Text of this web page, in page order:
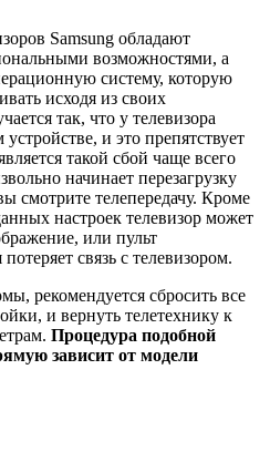
Samsung обладают
возможностями, а
систему, которую
исходя из своих
так, что у телевизора
и это препятствует
такой сбой чаще всего
начинает перезагрузку
смотрите телепередачу. Кроме
настроек телевизор может
или пульт
связь с телевизором.
рекомендуется сбросить все
и вернуть телетехнику к
Процедура подобной
зависит от модели